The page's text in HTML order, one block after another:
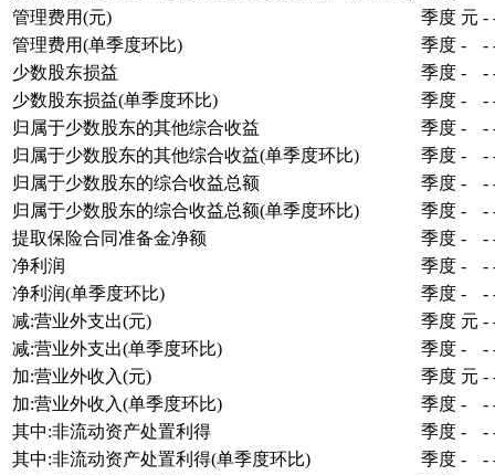
管理费用(元)
季度 元 -
管理费用(单季度环比)
季度 - -
少数股东损益
季度 - -
少数股东损益(单季度环比)
季度 - -
归属于少数股东的其他综合收益
季度 - -
归属于少数股东的其他综合收益(单季度环比)
季度 - -
归属于少数股东的综合收益总额
季度 - -
归属于少数股东的综合收益总额(单季度环比)
季度 - -
提取保险合同准备金净额
季度 - -
净利润
季度 - -
净利润(单季度环比)
季度 - -
减:营业外支出(元)
季度 元 -
减:营业外支出(单季度环比)
季度 - -
加:营业外收入(元)
季度 元 -
加:营业外收入(单季度环比)
季度 - -
其中:非流动资产处置利得
季度 - -
其中:非流动资产处置利得(单季度环比)
季度 - -